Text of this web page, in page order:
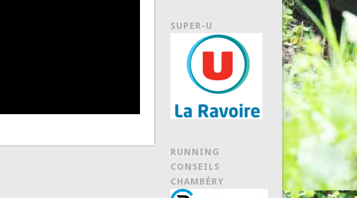
SUPER-U
RUNNING
CONSEILS
CHAMBÉRY